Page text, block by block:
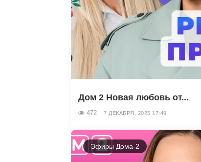
Дом 2 Новая любовь от...
472 7 ДЕКАБРЯ, 2025 17:49
Эфиры Дома-2